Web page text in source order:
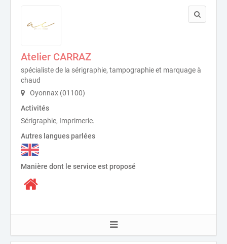
Atelier CARRAZ
spécialiste de la sérigraphie, tampographie et marquage à
chaud
Oyonnax (01100)
Activités
Sérigraphie, Imprimerie.
Autres langues parlées
Manière dont le service est proposé